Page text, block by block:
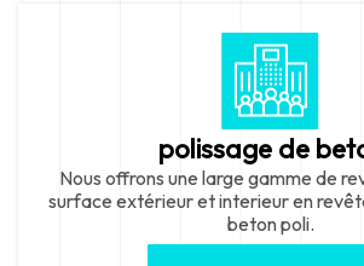
polissage de
Nous offrons une large gamme de
surface extérieur et interieur en
beton poli.